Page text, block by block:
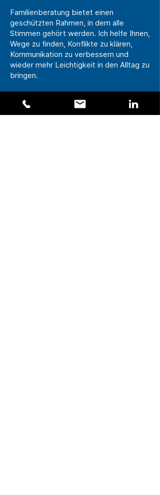
Familienberatung bietet einen
geschützten Rahmen, in dem alle
Stimmen gehört werden. Ich helfe Ihnen,
Wege zu finden, Konflikte zu klären,
Kommunikation zu verbessern und
wieder mehr Leichtigkeit in den Alltag zu
bringen.
Fundament Familie zu stärken, sodass
Ihr Kind Vertrauen, Orientierung und